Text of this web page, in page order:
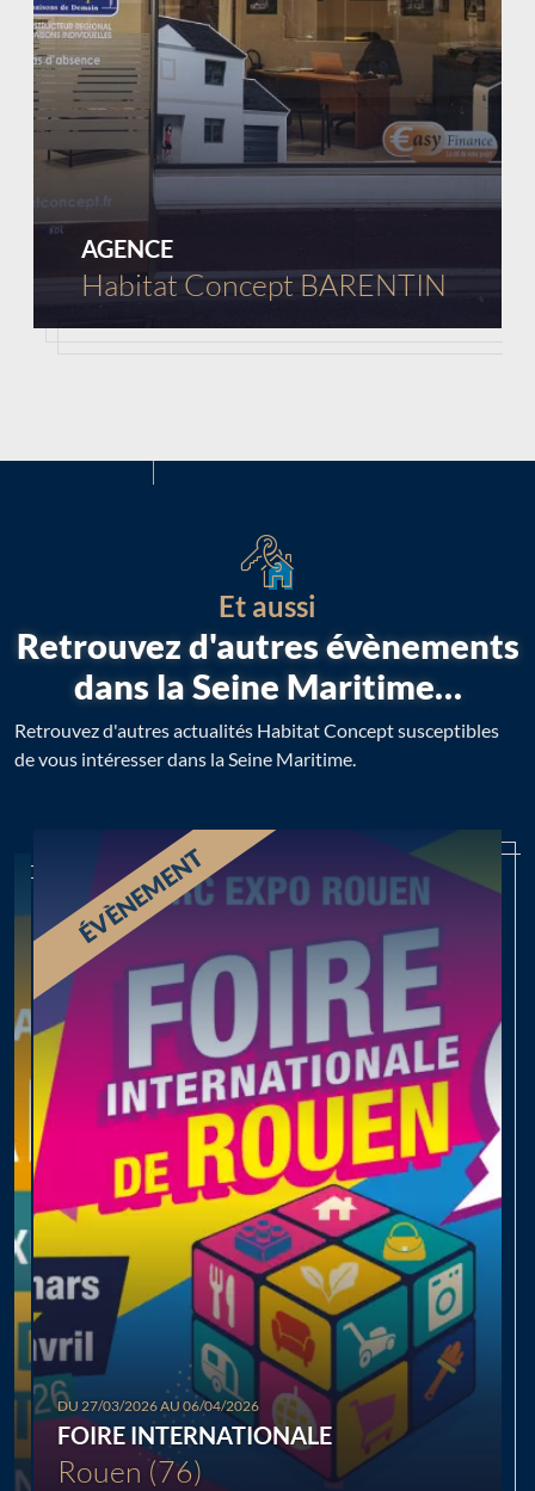
AGENCE
Habitat Concept BARENTIN
Et aussi
Retrouvez d'autres évènements
dans la Seine Maritime…
Retrouvez d'autres actualités Habitat Concept susceptibles
de vous intéresser dans la Seine Maritime.
Chargement...
ÉVÈNEMENT
DU 27/03/2026 AU 06/04/2026
FOIRE INTERNATIONALE
Rouen (76)